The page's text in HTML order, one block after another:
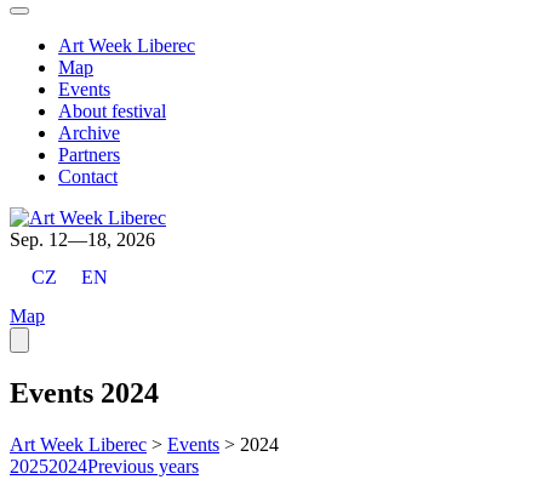
Art Week Liberec
Map
Events
About festival
Archive
Partners
Contact
Sep. 12—18, 2026
CZ
EN
Map
Events 2024
Art Week Liberec > Events > 2024
20252024Previous years